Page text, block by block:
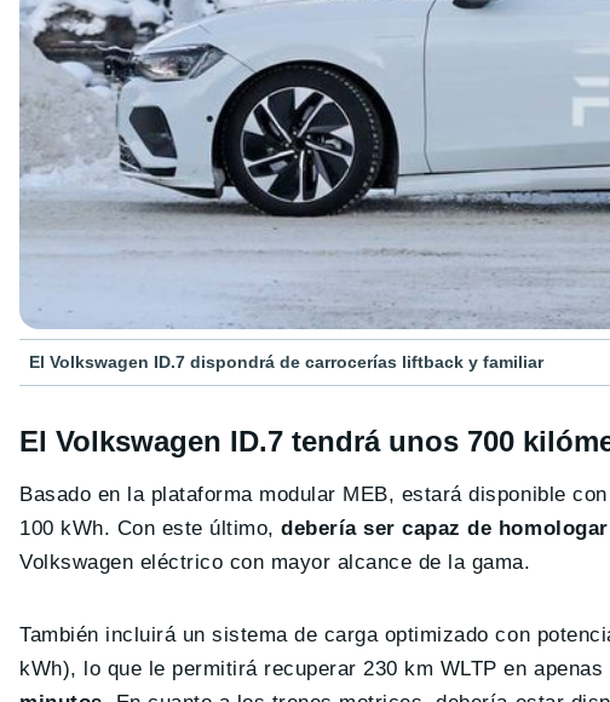
El Volkswagen ID.7 dispondrá de carrocerías liftback y familiar
El Volkswagen ID.7 tendrá unos 700
Basado en la plataforma modular MEB, estará disponible
100 kWh. Con este último,debería ser capaz de
Volkswagen eléctrico con mayor alcance de la gama.
También incluirá un sistema de carga optimizado con
kWh), lo que le permitirá recuperar 230 km WLTP en